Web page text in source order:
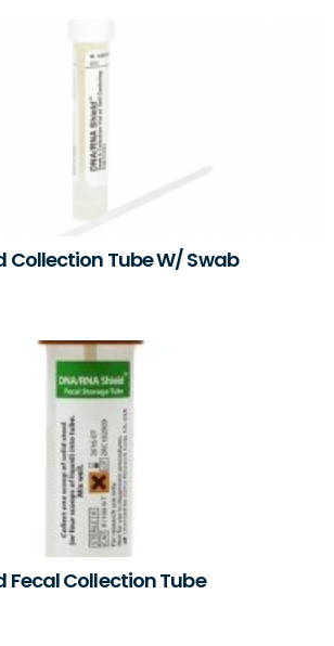
Collection Tube W/ Swab
Fecal Collection Tube